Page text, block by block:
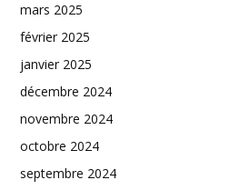
mars 2025
février 2025
janvier 2025
décembre 2024
novembre 2024
octobre 2024
septembre 2024